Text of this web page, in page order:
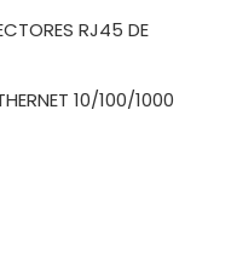
RJ45 DE
10/100/1000